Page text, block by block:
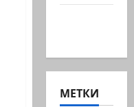
МЕТКИ